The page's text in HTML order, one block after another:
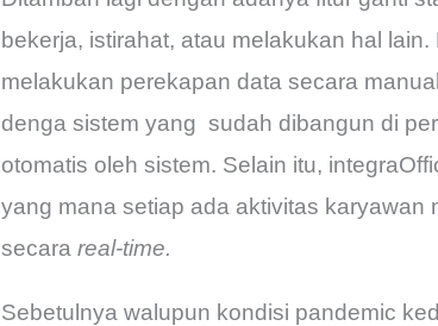
bekerja, istirahat, atau melakukan hal
melakukan perekapan data secara
denga sistem yang sudah dibangun di
otomatis oleh sistem. Selain itu,
yang mana setiap ada aktivitas karyawan
secara real-time.
Sebetulnya walupun kondisi pandemic